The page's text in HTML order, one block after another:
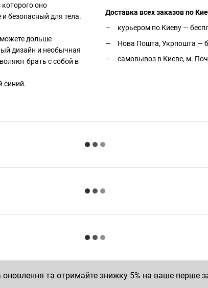
оно
безопасный для тела.
дольше
дизайн и необычная
брать с собой в
синий.
Доставка всех заказов по
курьером по Киеву —
Нова Пошта, Укрпошта —
самовывоз в Киеве, м.
оновлення та отримайте знижку 5% на ваше перше